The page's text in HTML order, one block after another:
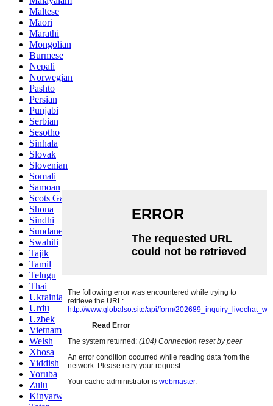
Maltese
Maori
Marathi
Mongolian
Burmese
Nepali
Norwegian
Pashto
Persian
Punjabi
Serbian
Sesotho
Sinhala
Slovak
Slovenian
Somali
Samoan
Scots Gaelic
Shona
Sindhi
Sundanese
Swahili
Tajik
Tamil
Telugu
Thai
Ukrainian
Urdu
Uzbek
Vietnamese
Welsh
Xhosa
Yiddish
Yoruba
Zulu
Kinyarwanda